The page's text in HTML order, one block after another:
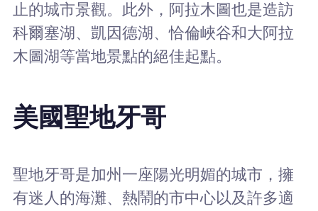
止的城市景觀。此外，阿拉木圖也是造訪
科爾塞湖、凱因德湖、恰倫峽谷和大阿拉
木圖湖等當地景點的絕佳起點。
美國聖地牙哥
聖地牙哥是加州一座陽光明媚的城市，擁
有迷人的海灘、熱鬧的市中心以及許多適